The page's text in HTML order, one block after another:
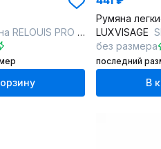
PRO BLUSH 74 LILAC BUNCH
LUXVISAGE
без размера
последний
В